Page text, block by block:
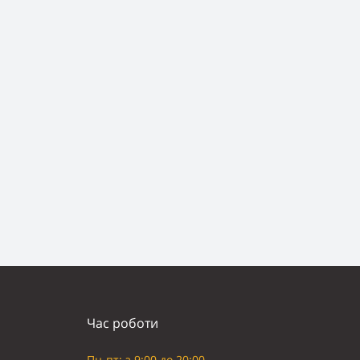
Час роботи